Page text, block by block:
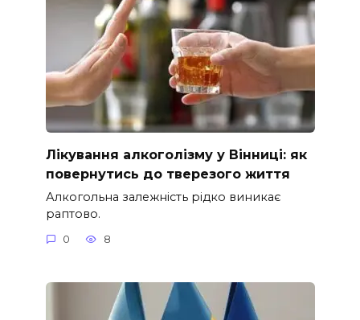
Лікування алкоголізму у Вінниці: як
повернутись до тверезого життя
Алкогольна залежність рідко виникає
раптово.
0 8